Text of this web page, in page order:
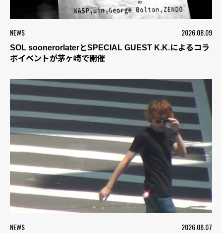
NEWS 2026.08.09
SOL soonerorlaterとSPECIAL GUEST K.K.によるコラ
ボイベントが茅ヶ崎で開催
NEWS 2026.08.07